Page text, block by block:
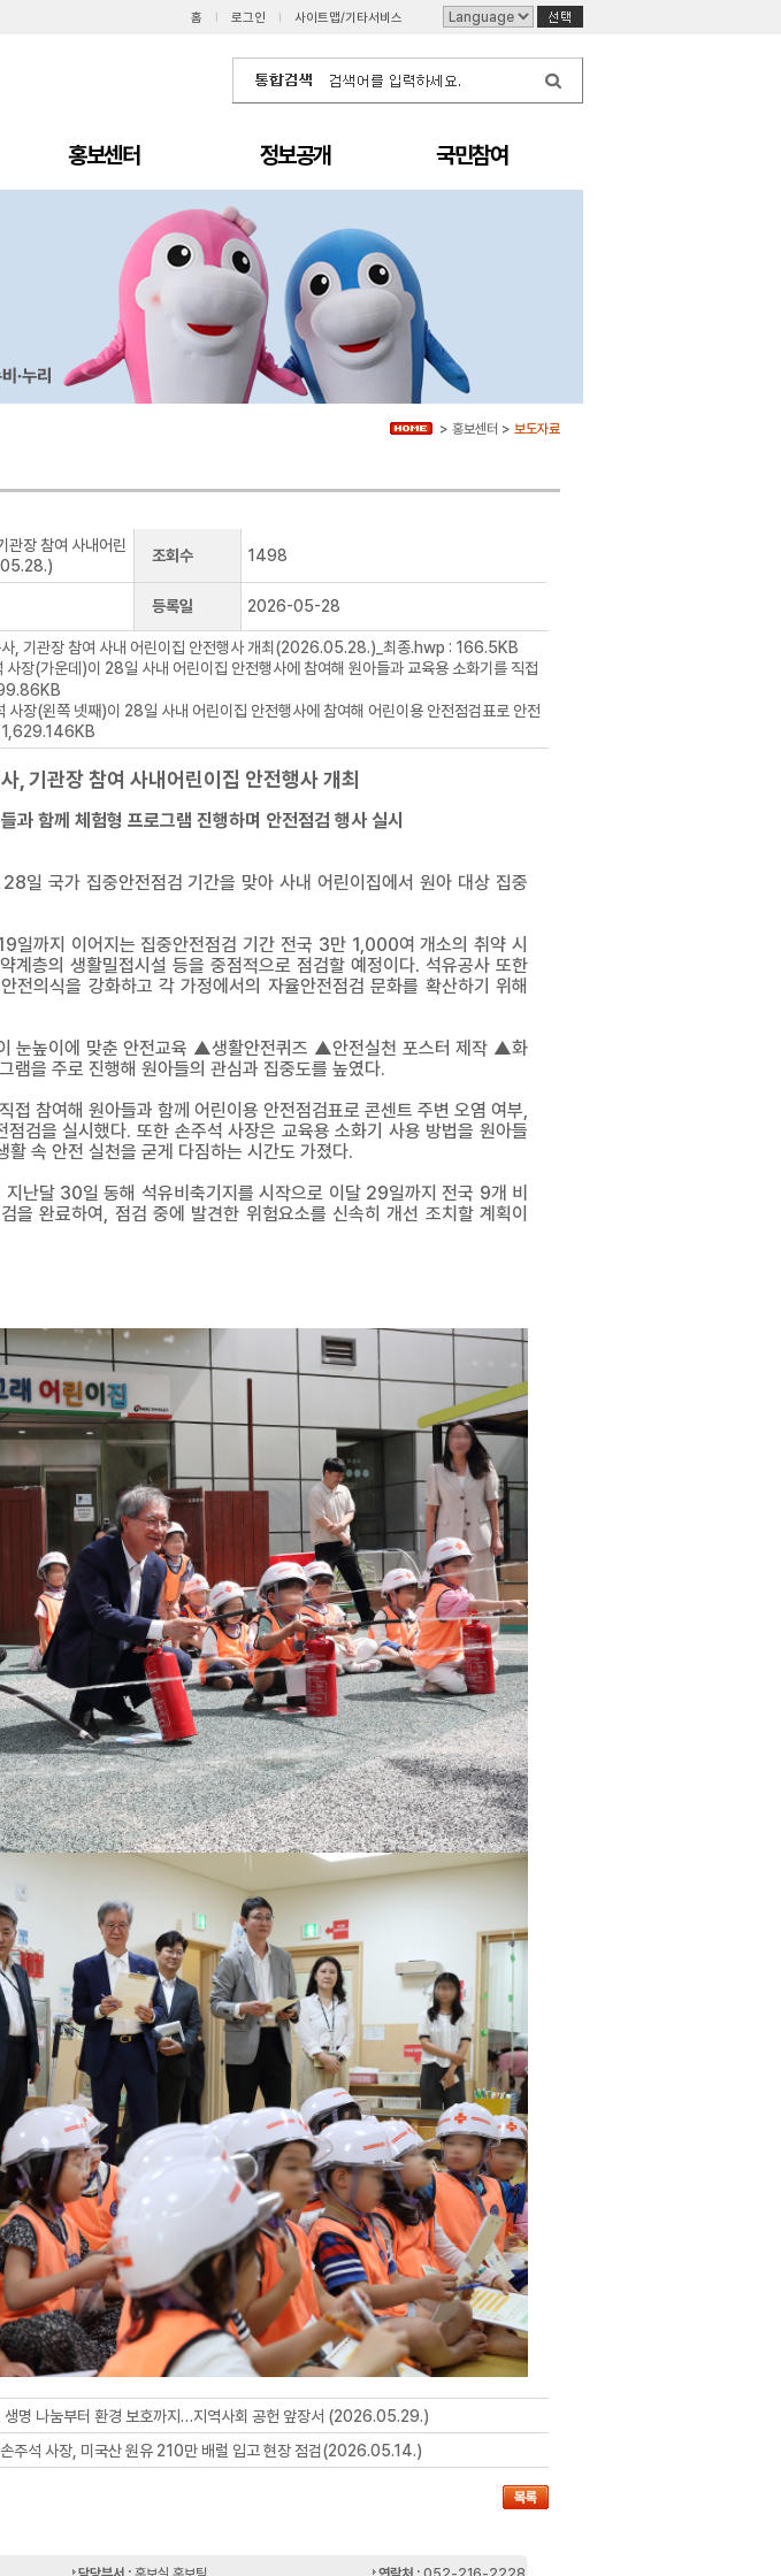
홈 I 로그인 I 사이트맵/기타서비스
홍보센터 정보공개 국민참여
> 홍보센터 > 보도자료
관장 참여 사내어린
조회수 1498
등록일 2026-05-28
사, 기관장 참여 사내 어린이집 안전행사 개최(2026.05.28.)_최종.hwp : 166.5KB
사장(가운데)이 28일 사내 어린이집 안전행사에 참여해 원아들과 교육용 소화기를 직접
사장(왼쪽 넷째)이 28일 사내 어린이집 안전행사에 참여해 어린이용 안전점검표로 안전
1,629.146KB
, 기관장 참여 사내어린이집 안전행사 개최
과 함께 체험형 프로그램 진행하며 안전점검 행사 실시
일 국가 집중안전점검 기간을 맞아 사내 어린이집에서 원아 대상 집중
일까지 이어지는 집중안전점검 기간 전국 3만 1,000여 개소의 취약 시
계층의 생활밀접시설 등을 중점적으로 점검할 예정이다. 석유공사 또한
전의식을 강화하고 각 가정에서의 자율안전점검 문화를 확산하기 위해
눈높이에 맞춘 안전교육 ▲생활안전퀴즈 ▲안전실천 포스터 제작 ▲화
램을 주로 진행해 원아들의 관심과 집중도를 높였다.
접 참여해 원아들과 함께 어린이용 안전점검표로 콘센트 주변 오염 여부,
검을 실시했다. 또한 손주석 사장은 교육용 소화기 사용 방법을 원아들
속 안전 실천을 굳게 다짐하는 시간도 가졌다.
난달 30일 동해 석유비축기지를 시작으로 이달 29일까지 전국 9개 비
을 완료하여, 점검 중에 발견한 위험요소를 신속히 개선 조치할 계획이
생명 나눔부터 환경 보호까지…지역사회 공헌 앞장서 (2026.05.29.)
주석 사장, 미국산 원유 210만 배럴 입고 현장 점검(2026.05.14.)